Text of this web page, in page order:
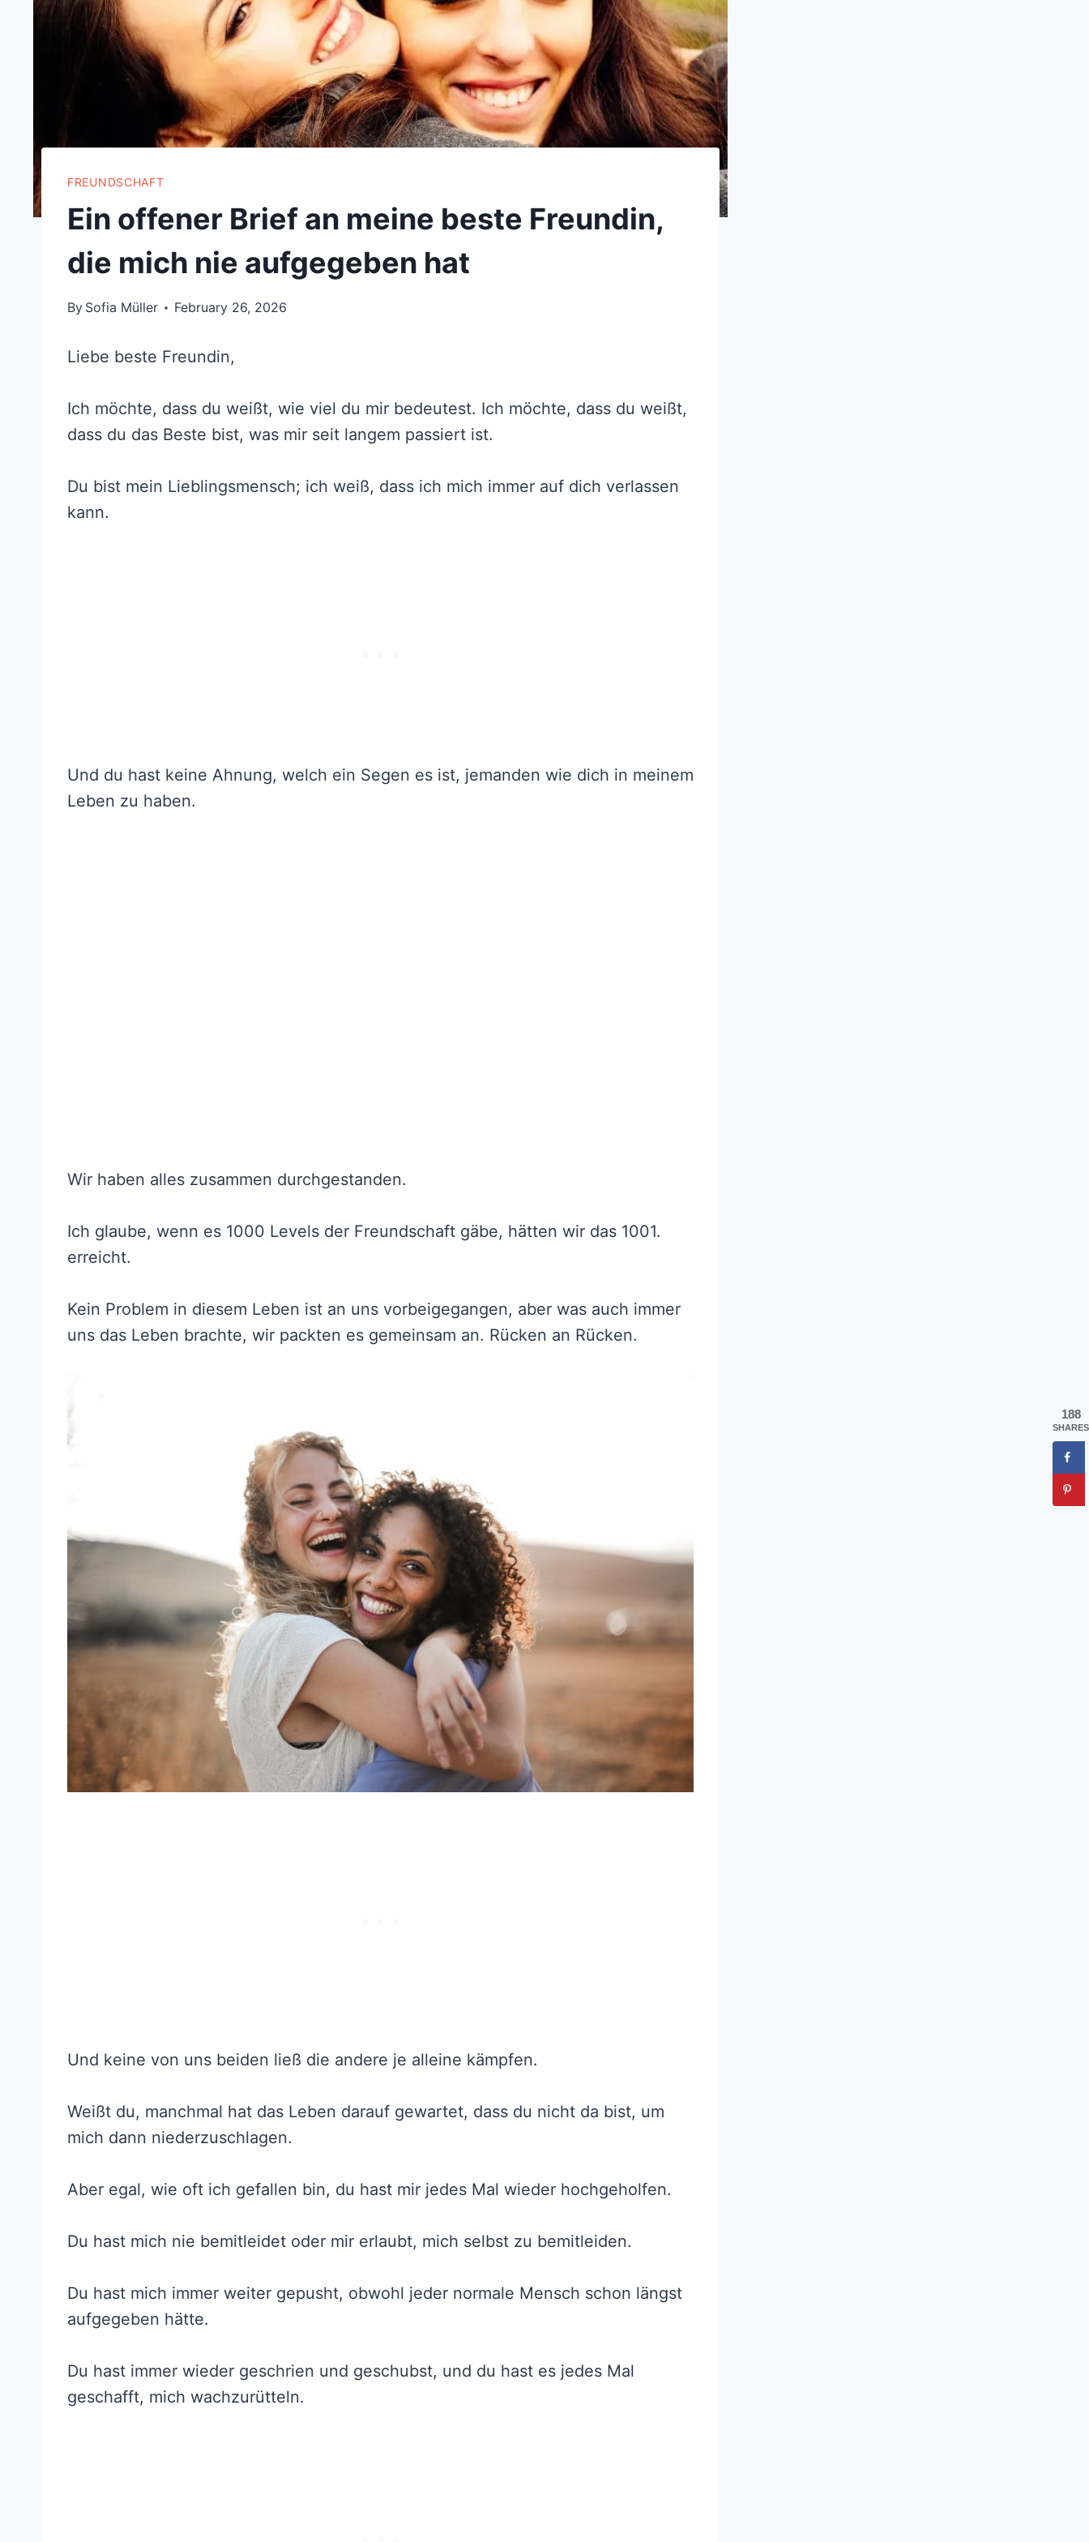
FREUNDSCHAFT
Ein offener Brief an meine beste Freundin,
die mich nie aufgegeben hat
By Sofia Müller February 26, 2026
Liebe beste Freundin,
Ich möchte, dass du weißt, wie viel du mir bedeutest. Ich möchte, dass du weißt,
dass du das Beste bist, was mir seit langem passiert ist.
Du bist mein Lieblingsmensch; ich weiß, dass ich mich immer auf dich verlassen
kann.
Und du hast keine Ahnung, welch ein Segen es ist, jemanden wie dich in meinem
Leben zu haben.
Wir haben alles zusammen durchgestanden.
Ich glaube, wenn es 1000 Levels der Freundschaft gäbe, hätten wir das 1001.
erreicht.
Kein Problem in diesem Leben ist an uns vorbeigegangen, aber was auch immer
uns das Leben brachte, wir packten es gemeinsam an. Rücken an Rücken.
Und keine von uns beiden ließ die andere je alleine kämpfen.
Weißt du, manchmal hat das Leben darauf gewartet, dass du nicht da bist, um
mich dann niederzuschlagen.
Aber egal, wie oft ich gefallen bin, du hast mir jedes Mal wieder hochgeholfen.
Du hast mich nie bemitleidet oder mir erlaubt, mich selbst zu bemitleiden.
Du hast mich immer weiter gepusht, obwohl jeder normale Mensch schon längst
aufgegeben hätte.
Du hast immer wieder geschrien und geschubst, und du hast es jedes Mal
geschafft, mich wachzurütteln.
188
SHARES